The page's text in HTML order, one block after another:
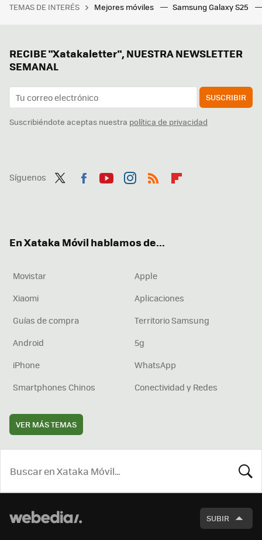
TEMAS DE INTERÉS Mejores móviles Samsung Galaxy S25
RECIBE "Xatakaletter", NUESTRA NEWSLETTER
SEMANAL
SUSCRIBIR
Suscribiéndote aceptas nuestra política de privacidad
Síguenos
En Xataka Móvil hablamos de...
Movistar
Apple
Xiaomi
Aplicaciones
Guías de compra
Territorio Samsung
Android
5g
iPhone
WhatsApp
Smartphones Chinos
Conectividad y Redes
VER MÁS TEMAS
SUBIR